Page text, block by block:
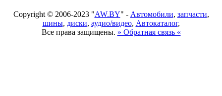
Copyright © 2006-2023 "AW.BY" - Автомобили, запчасти,
шины, диски, аудио/видео, Автокаталог,
Все права защищены. » Обратная связь «